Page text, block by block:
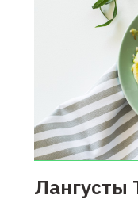
Лангусты